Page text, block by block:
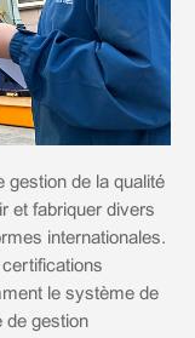
gestion de la qualité
et fabriquer divers
internationales.
le système de
de gestion